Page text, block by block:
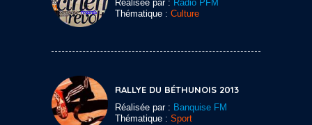
Réalisée par : Radio PFM
Thématique : Culture
RALLYE DU BÉTHUNOIS 2013
Réalisée par : Banquise FM
Thématique : Sport